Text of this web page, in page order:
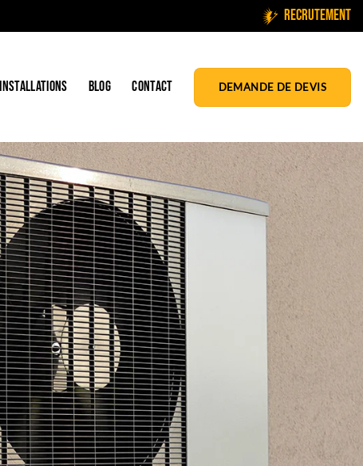
Recrutement
INSTALLATIONS BLOG CONTACT DEMANDE DE DEVIS